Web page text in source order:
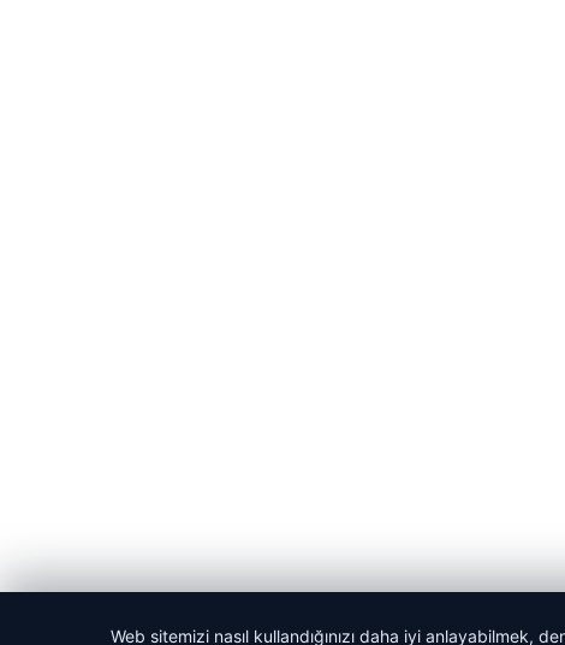
Web sitemizi nasıl kullandığınızı daha iyi anlayabilmek,